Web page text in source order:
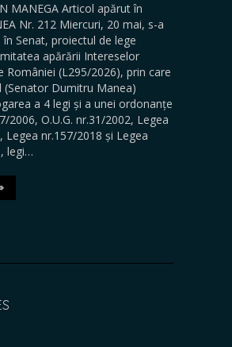
MANEGA Articol apărut în
Nr. 212 Miercuri, 20 mai, s-a
Senat, proiectul de lege
apărării Intereselor
României (L295/2026), prin care
(Senator Dumitru Manea)
a 4 legi și a unei ordonanțe
2006, O.U.G. nr.31/2002, Legea
Legea nr.157/2018 și Legea
legi…